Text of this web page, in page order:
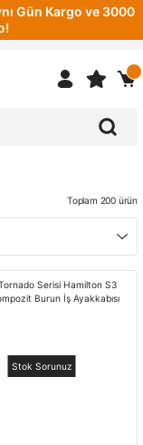
Gün Kargo ve 3000
Toplam 200 ürün
Stok Sorunuz